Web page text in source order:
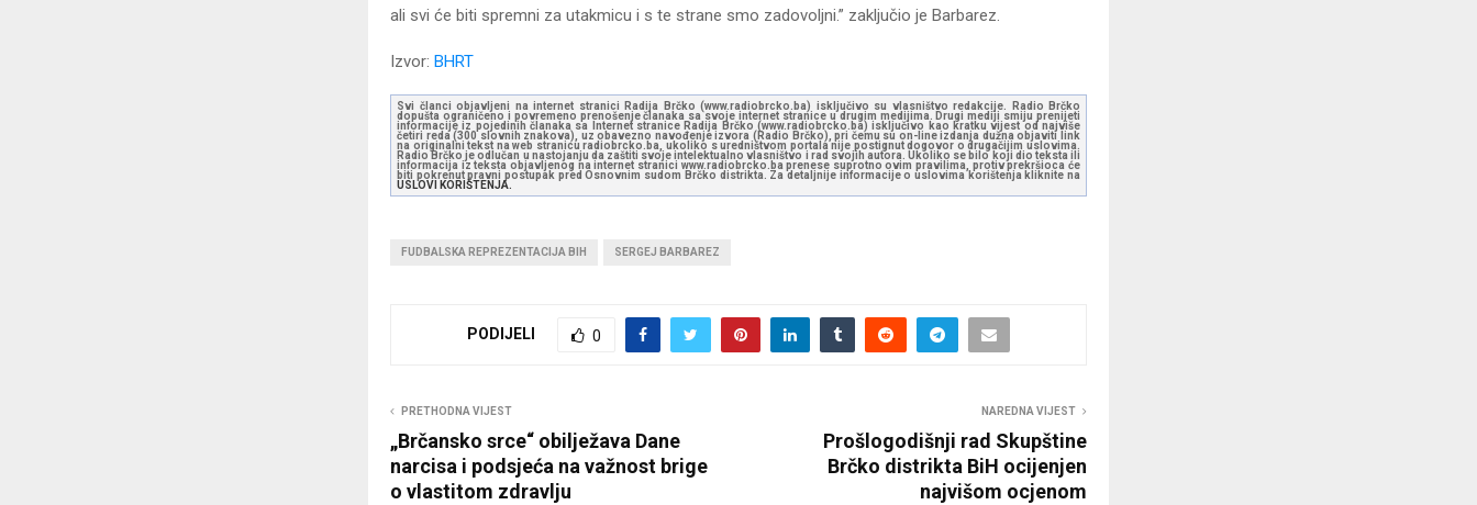
ali svi će biti spremni za utakmicu i s te strane smo zadovoljni.” zaključio je Barbarez.
Izvor: BHRT
Svi članci objavljeni na internet stranici Radija Brčko (www.radiobrcko.ba) isključivo su vlasništvo redakcije. Radio Brčko
dopušta ograničeno i povremeno prenošenje članaka sa svoje internet stranice u drugim medijima. Drugi mediji smiju prenijeti
informacije iz pojedinih članaka sa Internet stranice Radija Brčko (www.radiobrcko.ba) isključivo kao kratku vijest od najviše
četiri reda (300 slovnih znakova), uz obavezno navođenje izvora (Radio Brčko), pri čemu su on-line izdanja dužna objaviti link
na originalni tekst na web stranicu radiobrcko.ba, ukoliko s uredništvom portala nije postignut dogovor o drugačijim uslovima.
Radio Brčko je odlučan u nastojanju da zaštiti svoje intelektualno vlasništvo i rad svojih autora. Ukoliko se bilo koji dio teksta ili
informacija iz teksta objavljenog na internet stranici www.radiobrcko.ba prenese suprotno ovim pravilima, protiv prekršioca će
biti pokrenut pravni postupak pred Osnovnim sudom Brčko distrikta. Za detaljnije informacije o uslovima korištenja kliknite na
USLOVI KORIŠTENJA.
FUDBALSKA REPREZENTACIJA BIH SERGEJ BARBAREZ
PODIJELI 0
PRETHODNA VIJEST
„Brčansko srce“ obilježava Dane
narcisa i podsjeća na važnost brige
o vlastitom zdravlju
NAREDNA VIJEST
Prošlogodišnji rad Skupštine
Brčko distrikta BiH ocijenjen
najvišom ocjenom